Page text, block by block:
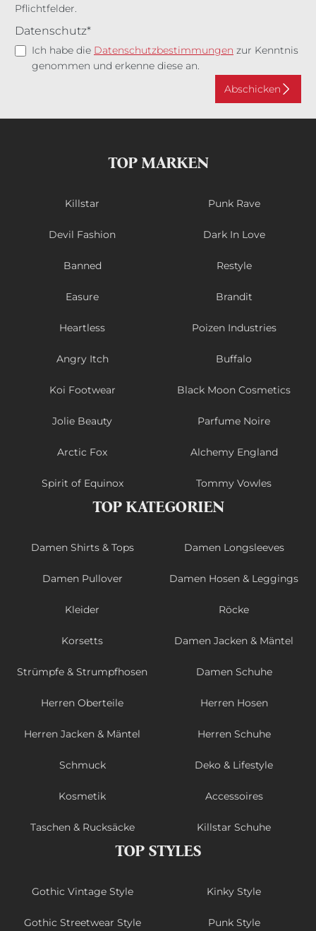
Pflichtfelder.
Datenschutz*
Ich habe die Datenschutzbestimmungen zur Kenntnis
genommen und erkenne diese an.
Abschicken
TOP MARKEN
Killstar Punk Rave
Devil Fashion Dark In Love
Banned Restyle
Easure Brandit
Heartless Poizen Industries
Angry Itch Buffalo
Koi Footwear Black Moon Cosmetics
Jolie Beauty Parfume Noire
Arctic Fox Alchemy England
Spirit of Equinox Tommy Vowles
TOP KATEGORIEN
Damen Shirts & Tops Damen Longsleeves
Damen Pullover Damen Hosen & Leggings
Kleider Röcke
Korsetts Damen Jacken & Mäntel
Strümpfe & Strumpfhosen Damen Schuhe
Herren Oberteile Herren Hosen
Herren Jacken & Mäntel Herren Schuhe
Schmuck Deko & Lifestyle
Kosmetik Accessoires
Taschen & Rucksäcke Killstar Schuhe
TOP STYLES
Gothic Vintage Style Kinky Style
Gothic Streetwear Style Punk Style